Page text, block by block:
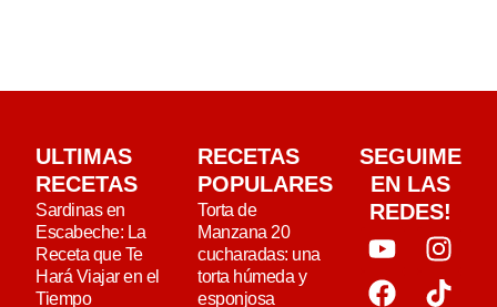
ULTIMAS
RECETAS
Sardinas en
Escabeche: La
Receta que Te
Hará Viajar en el
Tiempo
RECETAS
POPULARES
Torta de
Manzana 20
cucharadas: una
torta húmeda y
esponjosa
SEGUIME
EN LAS
REDES!